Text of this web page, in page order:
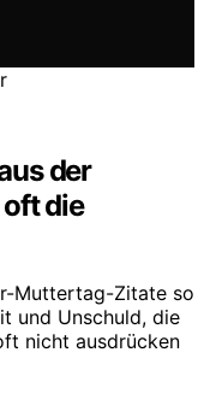
der
die
Muttertag-Zitate so
und Unschuld, die
nicht ausdrücken